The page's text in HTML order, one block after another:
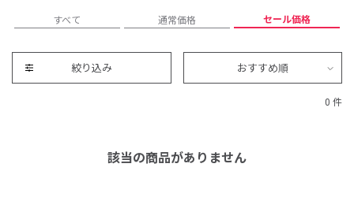
すべて 通常価格 セール価格
絞り込み おすすめ順
0 件
該当の商品がありません